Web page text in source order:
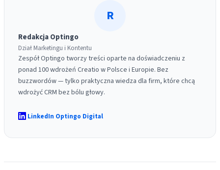
R
Redakcja Optingo
Dział Marketingu i Kontentu
Zespół Optingo tworzy treści oparte na doświadczeniu z
ponad 100 wdrożeń Creatio w Polsce i Europie. Bez
buzzwordów — tylko praktyczna wiedza dla firm, które chcą
wdrożyć CRM bez bólu głowy.
LinkedIn Optingo Digital